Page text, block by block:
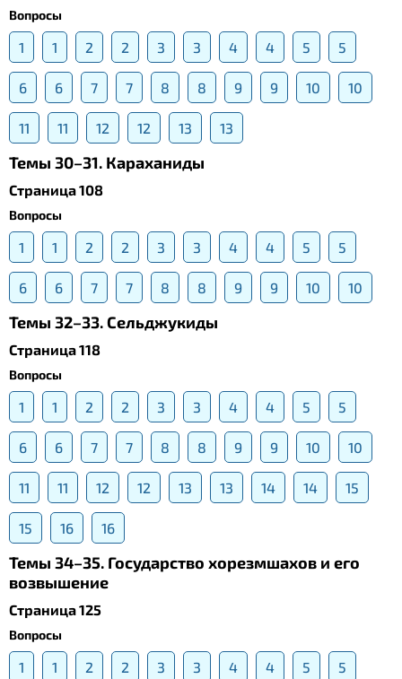
Вопросы
1 1 2 2 3 3 4 4 5 5
6 6 7 7 8 8 9 9 10 10
11 11 12 12 13 13
Темы 30–31. Караханиды
Страница 108
Вопросы
1 1 2 2 3 3 4 4 5 5
6 6 7 7 8 8 9 9 10 10
Темы 32–33. Сельджукиды
Страница 118
Вопросы
1 1 2 2 3 3 4 4 5 5
6 6 7 7 8 8 9 9 10 10
11 11 12 12 13 13 14 14 15
15 16 16
Темы 34–35. Государство хорезмшахов и его
возвышение
Страница 125
Вопросы
1 1 2 2 3 3 4 4 5 5